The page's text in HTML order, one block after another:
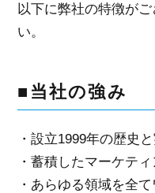
以下に弊社の特徴が
い。
■当社の強み
・設立1999年の歴史
・蓄積したマーケテ
・あらゆる領域を全